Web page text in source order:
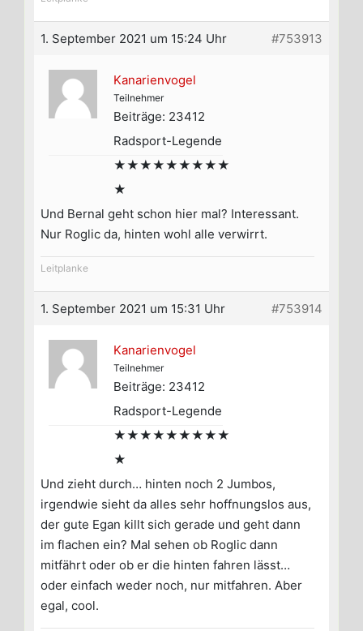
1. September 2021 um 15:24 Uhr #753913
Kanarienvogel
Teilnehmer
Beiträge: 23412
Radsport-Legende
★★★★★★★★★
★
Und Bernal geht schon hier mal? Interessant.
Nur Roglic da, hinten wohl alle verwirrt.
Leitplanke
1. September 2021 um 15:31 Uhr #753914
Kanarienvogel
Teilnehmer
Beiträge: 23412
Radsport-Legende
★★★★★★★★★
★
Und zieht durch… hinten noch 2 Jumbos,
irgendwie sieht da alles sehr hoffnungslos aus,
der gute Egan killt sich gerade und geht dann
im flachen ein? Mal sehen ob Roglic dann
mitfährt oder ob er die hinten fahren lässt…
oder einfach weder noch, nur mitfahren. Aber
egal, cool.